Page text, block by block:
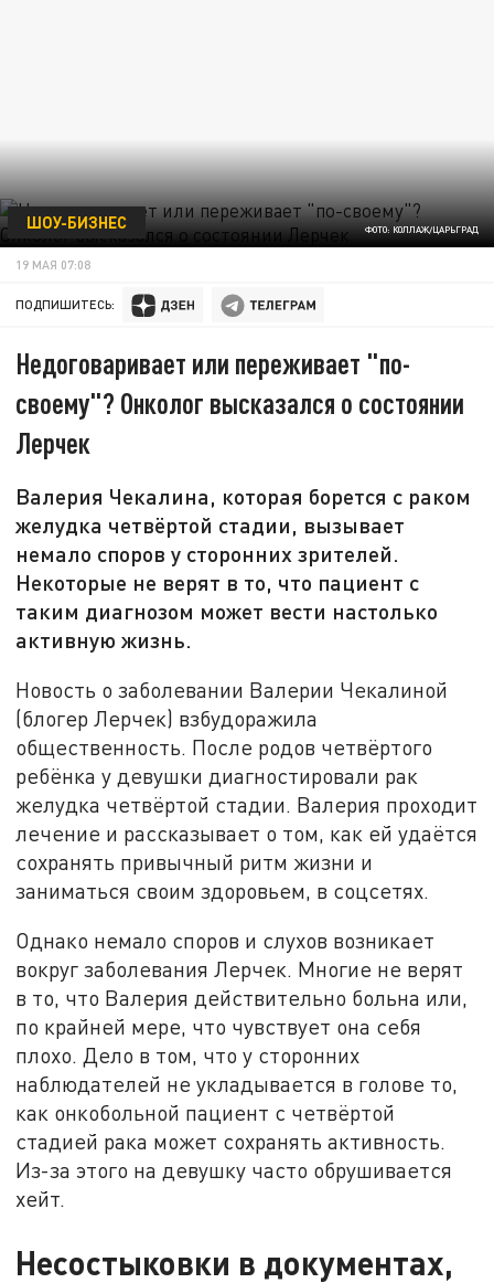
ФОТО: КОЛЛАЖ/ЦАРЬГРАД
ШОУ-БИЗНЕС
19 МАЯ 07:08
ПОДПИШИТЕСЬ:
Недоговаривает или переживает "по-
своему"? Онколог высказался о состоянии
Лерчек
Валерия Чекалина, которая борется с раком
желудка четвёртой стадии, вызывает
немало споров у сторонних зрителей.
Некоторые не верят в то, что пациент с
таким диагнозом может вести настолько
активную жизнь.
Новость о заболевании Валерии Чекалиной
(блогер Лерчек) взбудоражила
общественность. После родов четвёртого
ребёнка у девушки диагностировали рак
желудка четвёртой стадии. Валерия проходит
лечение и рассказывает о том, как ей удаётся
сохранять привычный ритм жизни и
заниматься своим здоровьем, в соцсетях.
Однако немало споров и слухов возникает
вокруг заболевания Лерчек. Многие не верят
в то, что Валерия действительно больна или,
по крайней мере, что чувствует она себя
плохо. Дело в том, что у сторонних
наблюдателей не укладывается в голове то,
как онкобольной пациент с четвёртой
стадией рака может сохранять активность.
Из-за этого на девушку часто обрушивается
хейт.
Несостыковки в документах,